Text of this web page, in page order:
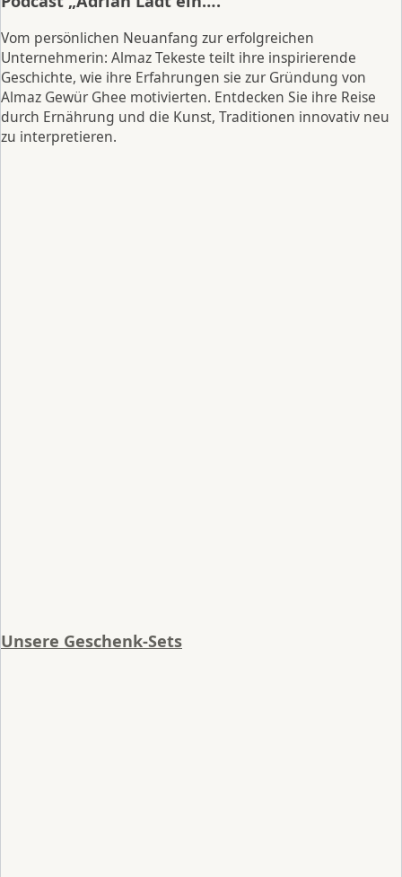
Vom persönlichen Neuanfang zur erfolgreichen
Unternehmerin: Almaz Tekeste teilt ihre inspirierende
Geschichte, wie ihre Erfahrungen sie zur Gründung von
Almaz Gewür Ghee motivierten. Entdecken Sie ihre Reise
durch Ernährung und die Kunst, Traditionen innovativ neu
zu interpretieren.
Unsere Geschenk-Sets